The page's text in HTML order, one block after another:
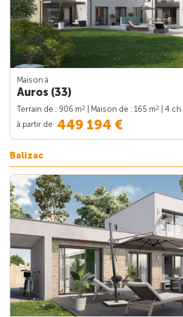
Maison à
Auros (33)
Terrain de : 906 m2 | Maison de : 165 m2
| 4 ch.
à partir de 449 194 €
Balizac